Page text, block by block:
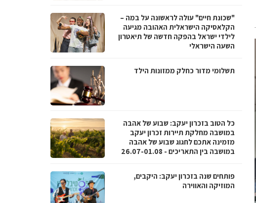
"שכונת חיים" עולה לראשונה על במה –
הקלאסיקה הישראלית האהובה מגיעה
לילדי ישראל בהפקה חדשה של תיאטרון
השעה הישראלי
תשלומי מדור כחלק ממזונות הילד
כל הטוב בזכרון יעקב: שבוע של אהבה
במושבה מחלקת תיירות זכרון יעקב
מזמינה אתכם לחגוג שבוע של אהבה
במושבה בין התאריכים - 26.07-01.08
פותחים שנה בזכרון יעקב: היקבים,
המוזיקה והאווירה